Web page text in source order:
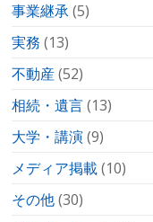
事業継承(5)
実務 (13)
不動産(52)
相続・遺言(13)
大学・講演(9)
メディア掲載(10)
その他(30)